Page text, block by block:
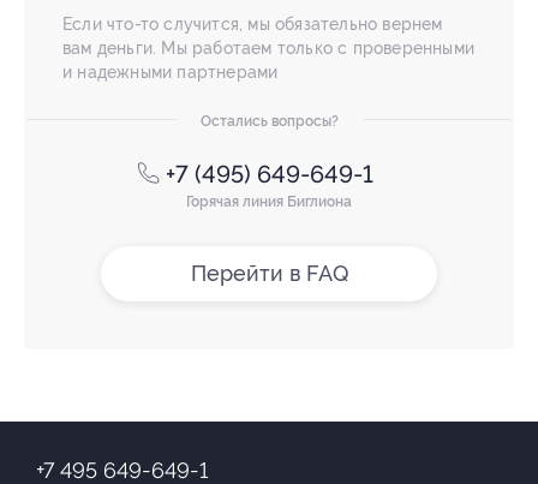
Если что-то случится, мы обязательно вернем
вам деньги. Мы работаем только с проверенными
и надежными партнерами
Остались вопросы?
+7 (495) 649-649-1
Горячая линия Биглиона
Перейти в FAQ
+7 495 649-649-1